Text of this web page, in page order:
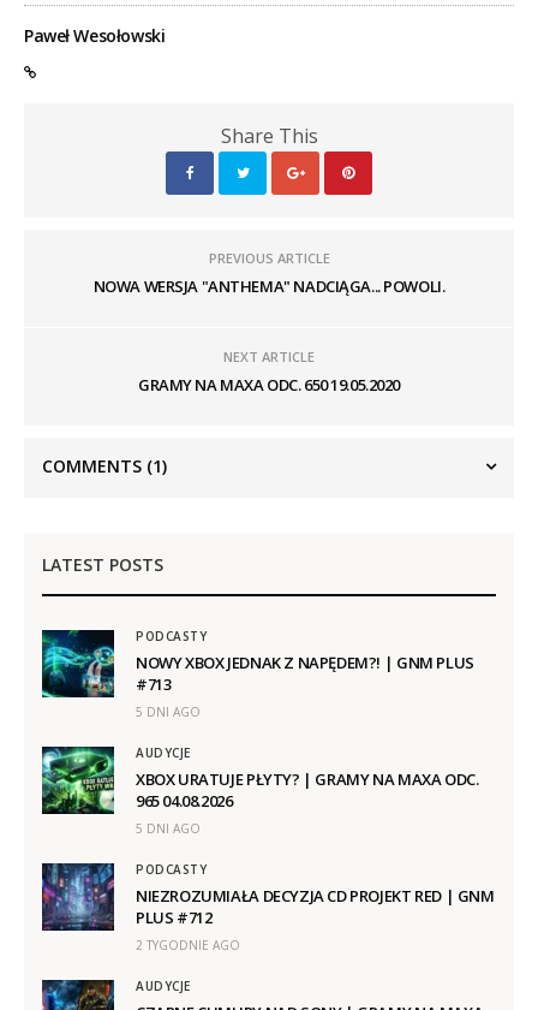
Paweł Wesołowski
Share This
PREVIOUS ARTICLE
NOWA WERSJA "ANTHEMA" NADCIĄGA... POWOLI.
NEXT ARTICLE
GRAMY NA MAXA ODC. 650 19.05.2020
COMMENTS (1)
LATEST POSTS
PODCASTY
NOWY XBOX JEDNAK Z NAPĘDEM?! | GNM PLUS
#713
5 DNI AGO
AUDYCJE
XBOX URATUJE PŁYTY? | GRAMY NA MAXA ODC.
965 04.08.2026
5 DNI AGO
PODCASTY
NIEZROZUMIAŁA DECYZJA CD PROJEKT RED | GNM
PLUS #712
2 TYGODNIE AGO
AUDYCJE